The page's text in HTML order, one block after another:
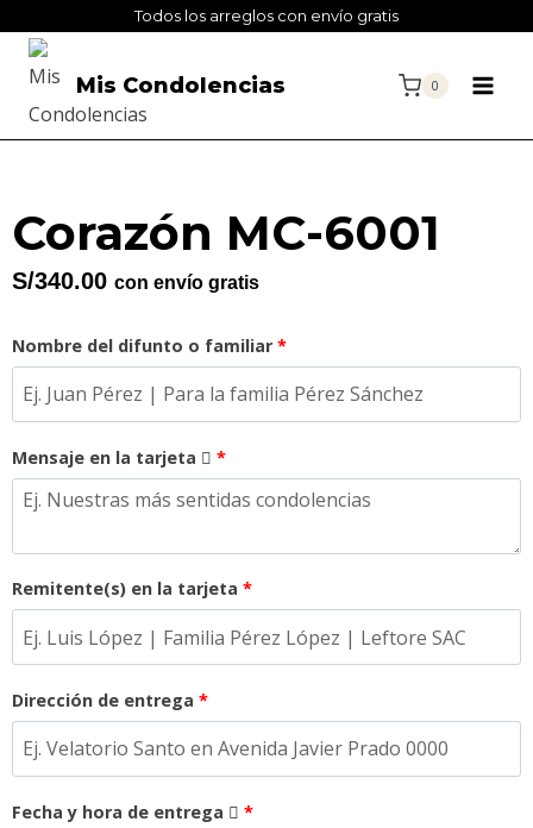
Todos los arreglos con envío gratis
Mis Condolencias 0
Corazón MC-6001
S/340.00 con envío gratis
Nombre del difunto o familiar *
Mensaje en la tarjeta *
Remitente(s) en la tarjeta *
Dirección de entrega *
Fecha y hora de entrega *